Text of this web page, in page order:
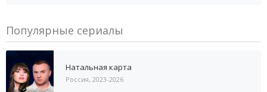
Популярные сериалы
Натальная карта
Россия, 2023-2026